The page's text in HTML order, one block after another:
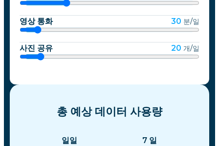
영상 통화 30 분/일
사진 공유 20 개/일
총 예상 데이터 사용량
일일 7 일